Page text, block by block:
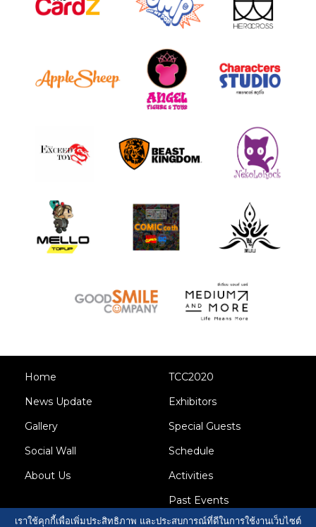
เราใช้คุกกี้เพื่อเพิ่มประสิทธิภาพ และประสบการณ์ที่ดีในการใช้งานเว็บไซต์
Home
News Update
Gallery
Social Wall
About Us
TCC2020
Exhibitors
Special Guests
Schedule
Activities
Past Events